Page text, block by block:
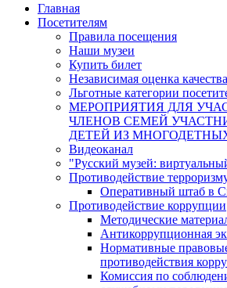
Главная
Посетителям
Правила посещения
Наши музеи
Купить билет
Независимая оценка качества
Льготные категории
МЕРОПРИЯТИЯ ДЛЯ
ЧЛЕНОВ СЕМЕЙ
ДЕТЕЙ ИЗ
Видеоканал
"Русский музей:
Противодействие
Оперативный штаб в
Противодействие коррупции
Методические
Антикоррупционная
Нормативные
противодействия
Комиссия по